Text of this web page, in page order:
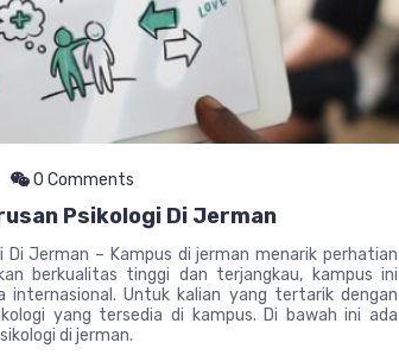
0 Comments
Psikologi Di Jerman
Di Jerman – Kampus di jerman menarik perhatian
berkualitas tinggi dan terjangkau, kampus ini
internasional. Untuk kalian yang tertarik dengan
yang tersedia di kampus. Di bawah ini ada
di jerman.